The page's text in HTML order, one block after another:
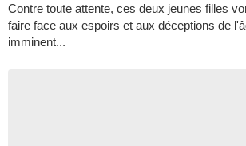
Contre toute attente, ces deux jeunes filles
faire face aux espoirs et aux déceptions de
imminent...